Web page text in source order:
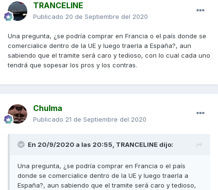
TRANCELINE
Publicado 20 de Septiembre del 2020
Una pregunta, ¿se podría comprar en Francia o el país donde se
comercialice dentro de la UE y luego traerla a España?, aun
sabiendo que el tramite será caro y tedioso, con lo cual cada uno
tendrá que sopesar los pros y los contras.
Chulma
Publicado 21 de Septiembre del 2020
En 20/9/2020 a las 20:55, TRANCELINE dijo:
Una pregunta, ¿se podría comprar en Francia o el país
donde se comercialice dentro de la UE y luego traerla a
España?, aun sabiendo que el tramite será caro y tedioso,